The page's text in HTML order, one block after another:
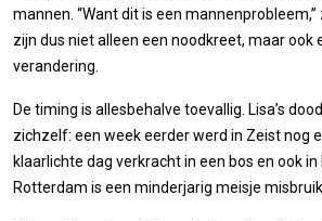
mannen. “Want dit is een
zijn dus niet alleen een noodkreet, maar ook
verandering.
De timing is allesbehalve toevallig. Lisa’s
zichzelf: een week eerder werd in Zeist nog
klaarlichte dag verkracht in een bos en ook
Rotterdam is een minderjarig meisje